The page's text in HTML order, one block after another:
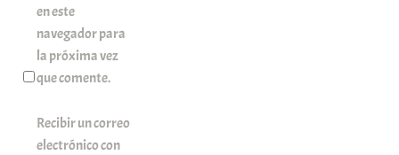
en este
navegador para
la próxima vez
que comente.
Recibir un correo
electrónico con